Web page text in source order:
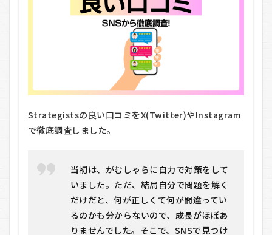
すめ
い人
7
A
Strategistsの良い口コミをX(Twitter)やInstagram
で徹底調査しました。
当初は、がむしゃらに自力で対策をして
いました。ただ、結局自分で問題を解く
だけだと、何が正しくて何が間違ってい
るのかも分からないので、成長がほぼあ
りませんでした。そこで、SNSで見つけ